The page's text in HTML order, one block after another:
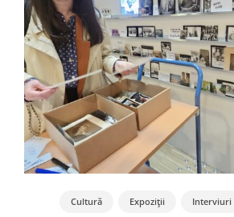
Cultură Expoziții Interviuri